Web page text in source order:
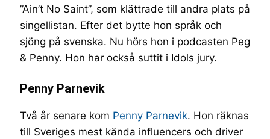
”Ain’t No Saint”, som klättrade till andra plats på
singellistan. Efter det bytte hon språk och
sjöng på svenska. Nu hörs hon i podcasten Peg
& Penny. Hon har också suttit i Idols jury.
Penny Parnevik
Två år senare kom Penny Parnevik. Hon räknas
till Sveriges mest kända influencers och driver